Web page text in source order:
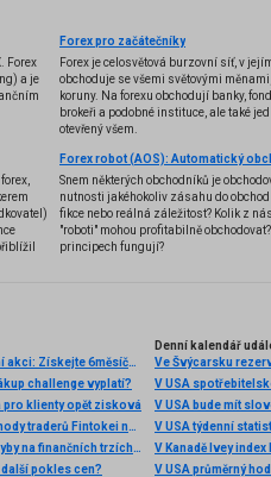
Forex
a je
Forex pro začátečníky
Forex je celosvětová burzovní síť, v
obchoduje se všemi světovými
koruny. Na forexu obchodují banky,
brokeři a podobné instituce, ale také
otevřený všem.
Snem některých obchodníků je
nutnosti jakéhokoliv zásahu do
fikce nebo reálná záležitost? Kolik z
"roboti" mohou profitabilně
principech fungují?
🚀 FXstreet.cz & eToro přinášejí exkluzivní akci: Získejte 6měsíční členství ve VIP zóně ZDARMA
challenge vyplatí?
pro klienty opět zisková
Léto v plném proudu, trhy také: Top 3 obchody traderů Fintokei na indexech a zlatě
Chamtivost a strach: Největší cenové pohyby na finančních trzích (červenec 2026)
pokles cen?
Denní kalendář
Ve Švýcarsku
V USA
V USA bude mít
V USA týdenní
V Kanadě Ivey index
V USA průměrný